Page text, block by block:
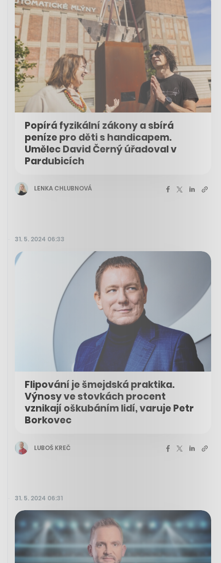
Popírá fyzikální zákony a sbírá
peníze pro děti s handicapem.
Umělec David Černý úřadoval v
Pardubicích
LENKA CHLUBNOVÁ
31. 5. 2024 06:33
Flipování je šmejdská praktika.
Výnosy ve stovkách procent
vznikají oškubáním lidí, varuje Petr
Borkovec
LUBOŠ KREČ
31. 5. 2024 06:31